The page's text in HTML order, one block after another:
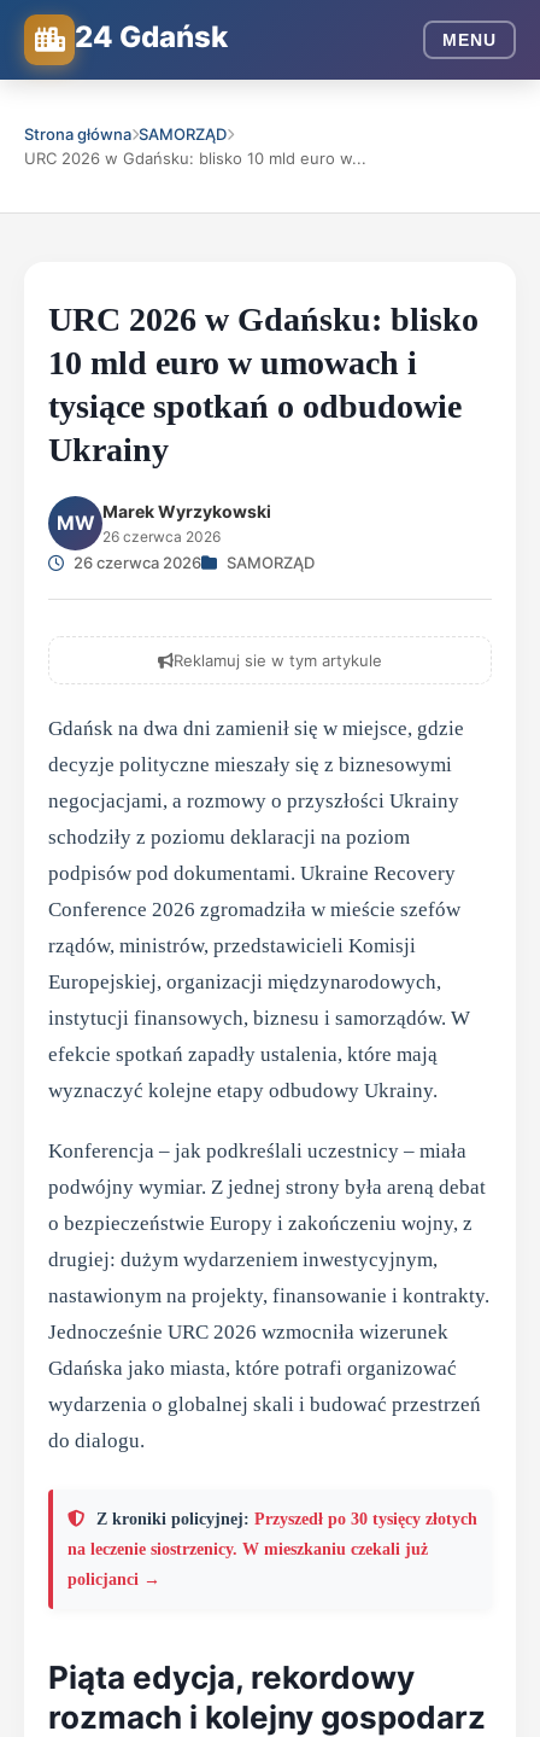
24 Gdańsk MENU
Strona główna SAMORZĄD
URC 2026 w Gdańsku: blisko 10 mld euro w...
URC 2026 w Gdańsku: blisko
10 mld euro w umowach i
tysiące spotkań o odbudowie
Ukrainy
MW Marek Wyrzykowski
26 czerwca 2026
26 czerwca 2026 SAMORZĄD
Reklamuj sie w tym artykule
Gdańsk na dwa dni zamienił się w miejsce, gdzie
decyzje polityczne mieszały się z biznesowymi
negocjacjami, a rozmowy o przyszłości Ukrainy
schodziły z poziomu deklaracji na poziom
podpisów pod dokumentami. Ukraine Recovery
Conference 2026 zgromadziła w mieście szefów
rządów, ministrów, przedstawicieli Komisji
Europejskiej, organizacji międzynarodowych,
instytucji finansowych, biznesu i samorządów. W
efekcie spotkań zapadły ustalenia, które mają
wyznaczyć kolejne etapy odbudowy Ukrainy.
Konferencja – jak podkreślali uczestnicy – miała
podwójny wymiar. Z jednej strony była areną debat
o bezpieczeństwie Europy i zakończeniu wojny, z
drugiej: dużym wydarzeniem inwestycyjnym,
nastawionym na projekty, finansowanie i kontrakty.
Jednocześnie URC 2026 wzmocniła wizerunek
Gdańska jako miasta, które potrafi organizować
wydarzenia o globalnej skali i budować przestrzeń
do dialogu.
Z kroniki policyjnej: Przyszedł po 30 tysięcy złotych
na leczenie siostrzenicy. W mieszkaniu czekali już
policjanci →
Piąta edycja, rekordowy
rozmach i kolejny gospodarz